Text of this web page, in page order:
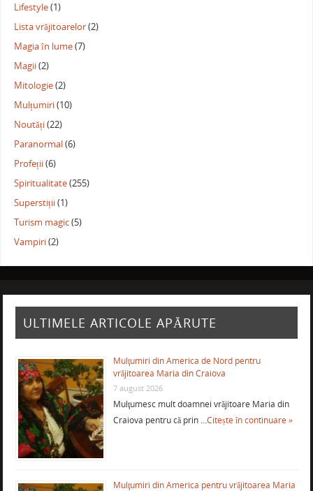
Lifestyle(1)
Lista vrăjitoarelor(2)
Magia în lume(7)
Magii(2)
Mitologie(2)
Mulțumiri(10)
Noutăți(22)
Paranormal(6)
Profeții(6)
Spiritualitate(255)
Superstiții(1)
Turism magic(5)
Vampiri(2)
ULTIMELE ARTICOLE APĂRUTE
Mulţumiri din America de Nord pentru
vrăjitoarea Maria din Craiova
7 august 2026
Mulţumesc mult doamnei vrăjitoare Maria din
Craiova pentru că prin …Citește în continuare »
Mulţumiri din America pentru vrăjitoarea Maria